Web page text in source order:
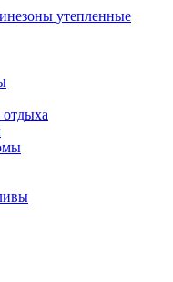
утепленные